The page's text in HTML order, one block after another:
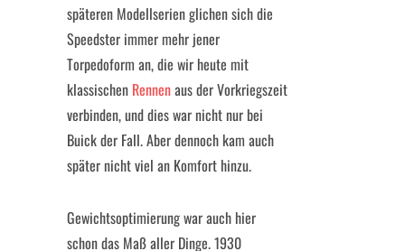
späteren Modellserien glichen sich die
Speedster immer mehr jener
Torpedoform an, die wir heute mit
klassischen Rennenaus der Vorkriegszeit
verbinden, und dies war nicht nur bei
Buick der Fall. Aber dennoch kam auch
später nicht viel an Komfort hinzu.
Gewichtsoptimierung war auch hier
schon das Maß aller Dinge. 1930